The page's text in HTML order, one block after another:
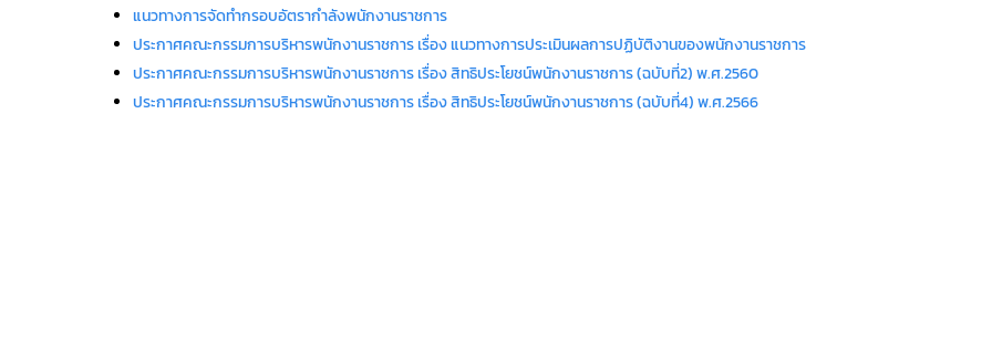
แนวทางการจัดทำกรอบอัตรากำลังพนักงานราชการ
ประกาศคณะกรรมการบริหารพนักงานราชการ เรื่อง แนวทางการประเมินผลการปฏิบัติงานของพนักงานราชการ
ประกาศคณะกรรมการบริหารพนักงานราชการ เรื่อง สิทธิประโยชน์พนักงานราชการ (ฉบับที่2) พ.ศ.2560
ประกาศคณะกรรมการบริหารพนักงานราชการ เรื่อง สิทธิประโยชน์พนักงานราชการ (ฉบับที่4) พ.ศ.2566